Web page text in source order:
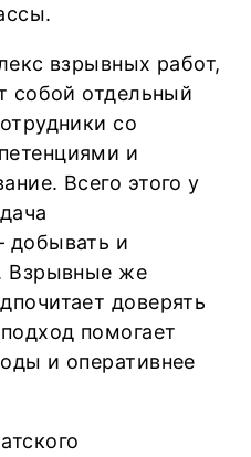
взрывных работ,
собой отдельный
со
и
Всего этого у
добывать и
Взрывные же
доверять
помогает
и оперативнее